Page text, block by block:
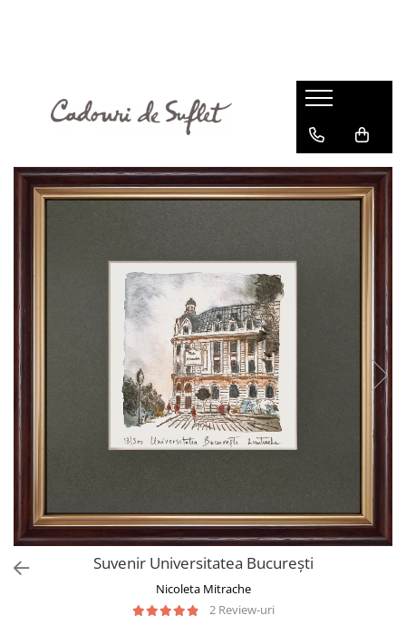
Suvenir Universitatea București
Nicoleta Mitrache
2 Review-uri